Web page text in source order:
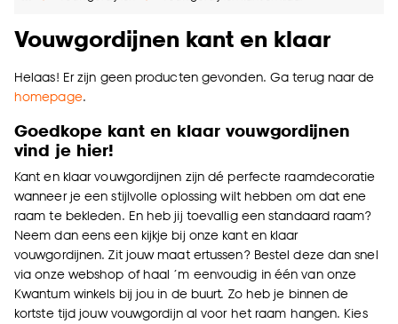
Vouwgordijnen kant en klaar
Helaas! Er zijn geen producten gevonden. Ga terug naar de
homepage.
Goedkope kant en klaar vouwgordijnen
vind je hier!
Kant en klaar vouwgordijnen zijn dé perfecte raamdecoratie
wanneer je een stijlvolle oplossing wilt hebben om dat ene
raam te bekleden. En heb jij toevallig een standaard raam?
Neem dan eens een kijkje bij onze kant en klaar
vouwgordijnen. Zit jouw maat ertussen? Bestel deze dan snel
via onze webshop of haal ‘m eenvoudig in één van onze
Kwantum winkels bij jou in de buurt. Zo heb je binnen de
kortste tijd jouw vouwgordijn al voor het raam hangen. Kies